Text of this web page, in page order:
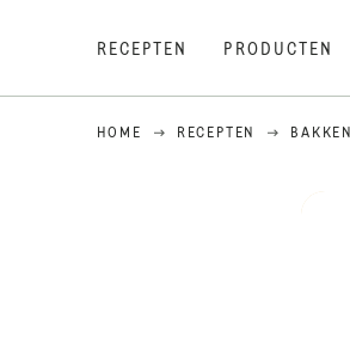
RECEPTEN PRODUCTEN
HOME RECEPTEN BAKKEN